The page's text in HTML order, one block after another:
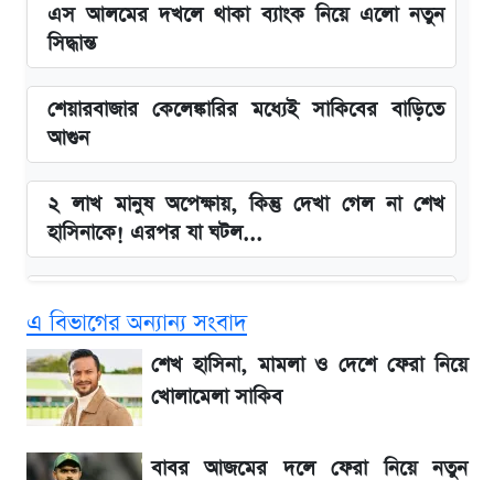
এস আলমের দখলে থাকা ব্যাংক নিয়ে এলো নতুন
সিদ্ধান্ত
শেয়ারবাজার কেলেঙ্কারির মধ্যেই সাকিবের বাড়িতে
আগুন
২ লাখ মানুষ অপেক্ষায়, কিন্তু দেখা গেল না শেখ
হাসিনাকে! এরপর যা ঘটল...
Redmi K80 নিয়ে আপডেট
বাংলাদেশ নিয়ে যা বললেন সজীব ওয়াজেদ জয়
সাকিবের বাড়িতে হামলা নিয়ে মুখ খুললেন দিলীপ
এ বিভাগের অন্যান্য সংবাদ
শেখ হাসিনা, মামলা ও দেশে ফেরা নিয়ে
খোলামেলা সাকিব
বাবর আজমের দলে ফেরা নিয়ে নতুন